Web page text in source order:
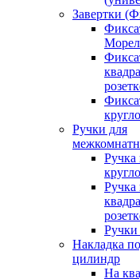
Завертки
Ручки для
Ручка
Ручка
Накладка
цилиндр
На